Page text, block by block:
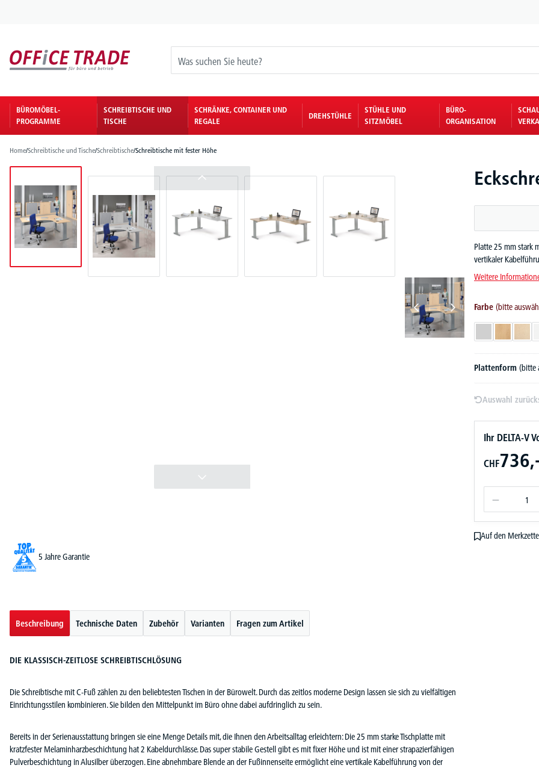
BÜROMÖBEL-
PROGRAMME
SCHREIBTISCHE UND
TISCHE
SCHRÄNKE, CONTAINER UND
REGALE
DREHSTÜHLE
STÜHLE UND
SITZMÖBEL
BÜRO-
ORGANISATION
Home/Schreibtische und Tische/Schreibtische/Schreibtische mit fester Höhe
Platte 25 mm stark
vertikaler
Weitere
Farbe (bitte
Plattenform (bitte
Auswahl
Ihr DELTA-V
CHF
Auf den Merkzettel
5 Jahre Garantie
Beschreibung Technische Daten Zubehör Varianten Fragen zum Artikel
DIE KLASSISCH-ZEITLOSE SCHREIBTISCHLÖSUNG
Die Schreibtische mit C-Fuß zählen zu den beliebtesten Tischen in der Bürowelt. Durch das zeitlos moderne Design lassen sie sich zu vielfältigen
Einrichtungsstilen kombinieren. Sie bilden den Mittelpunkt im Büro ohne dabei aufdringlich zu sein.
Bereits in der Serienausstattung bringen sie eine Menge Details mit, die Ihnen den Arbeitsalltag erleichtern: Die 25 mm starke Tischplatte mit
kratzfester Melaminharzbeschichtung hat 2 Kabeldurchlässe. Das super stabile Gestell gibt es mit fixer Höhe und ist mit einer strapazierfähigen
Pulverbeschichtung in Alusilber überzogen. Eine abnehmbare Blende an der Fußinnenseite ermöglicht eine vertikale Kabelführung von der